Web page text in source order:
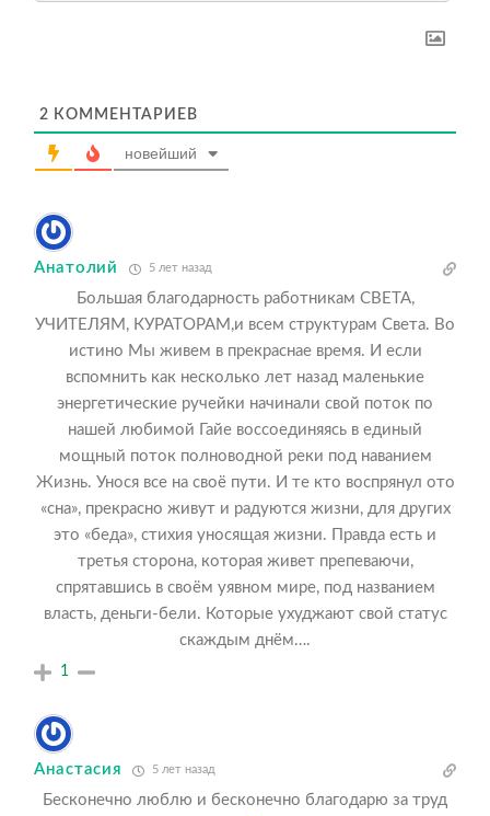
2 КОММЕНТАРИЕВ
новейший
Анатолий 5 лет назад
Большая благодарность работникам СВЕТА,
УЧИТЕЛЯМ, КУРАТОРАМ,и всем структурам Света. Во
истино М ы живем в прекраснае время. И если
вспомнить как несколько лет назад маленькие
энергетические ручейки начинали свой поток по
нашей любимой Гайе воссоединяясь в единый
мощный поток полноводной реки под наванием
Жизнь. Унося все на своё пути. И те кто воспрянул ото
«сна», прекрасно живут и радуются жизни, для других
это «беда», стихия уносящая жизни. Правда есть и
третья сторона, которая живет препеваючи,
спрятавшись в своём уявном мире, под названием
власть, деньги-бели. Которые ухуджают свой статус
скаждым днём….
1
Анастасия 5 лет назад
Бесконечно люблю и бесконечно благодарю за труд